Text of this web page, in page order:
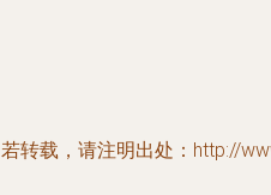
转载，请注明出处：http://